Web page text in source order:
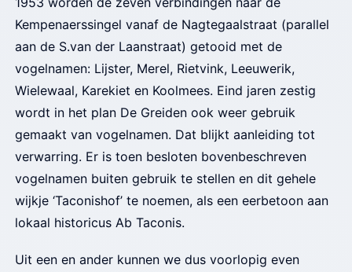
Kempenaerssingel vanaf de Nagtegaalstraat (parallel
aan de S.van der Laanstraat) getooid met de
vogelnamen: Lijster, Merel, Rietvink, Leeuwerik,
Wielewaal, Karekiet en Koolmees. Eind jaren zestig
wordt in het plan De Greiden ook weer gebruik
gemaakt van vogelnamen. Dat blijkt aanleiding tot
verwarring. Er is toen besloten bovenbeschreven
vogelnamen buiten gebruik te stellen en dit gehele
wijkje ‘Taconishof’ te noemen, als een eerbetoon aan
lokaal historicus Ab Taconis.
Uit een en ander kunnen we dus voorlopig even